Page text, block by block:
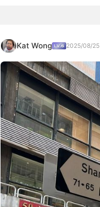
Kat Wong 2025/08/25